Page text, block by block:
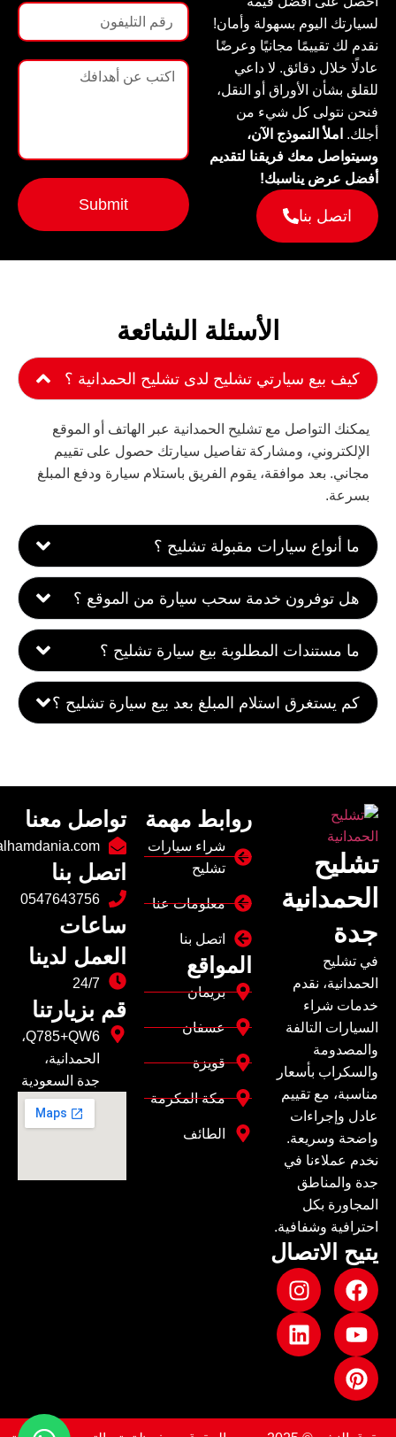
لسيارتك اليوم بسهولة وأمان!
نقدم لك تقييمًا مجانيًا وعرضًا
عادلًا خلال دقائق. لا داعي
للقلق بشأن الأوراق أو النقل،
فنحن نتولى كل شيء من
أجلك. املأ النموذج الآن،
وسيتواصل معك فريقنا لتقديم
أفضل عرض يناسبك!
اتصل بنا
Submit
الأسئلة الشائعة
كيف بيع سيارتي تشليح لدى تشليح الحمدانية ؟
يمكنك التواصل مع تشليح الحمدانية عبر الهاتف أو الموقع
الإلكتروني، ومشاركة تفاصيل سيارتك حصول على تقييم
مجاني. بعد موافقة، يقوم الفريق باستلام سيارة ودفع المبلغ
بسرعة.
ما أنواع سيارات مقبولة تشليح ؟
هل توفرون خدمة سحب سيارة من الموقع ؟
ما مستندات المطلوبة بيع سيارة تشليح ؟
كم يستغرق استلام المبلغ بعد بيع سيارة تشليح ؟
تشليح
الحمدانية
جدة
في تشليح
الحمدانية، نقدم
خدمات شراء
السيارات التالفة
والمصدومة
والسكراب بأسعار
مناسبة، مع تقييم
عادل وإجراءات
واضحة وسريعة.
نخدم عملاءنا في
جدة والمناطق
المجاورة بكل
احترافية وشفافية.
يتيح الاتصال
روابط مهمة
شراء سيارات
تشليح
معلومات عنا
اتصل بنا
المواقع
بريمان
عسفان
قويزة
مكة المكرمة
الطائف
تواصل معنا
اتصل بنا
0547643756
ساعات
العمل لدينا
24/7
قم بزيارتنا
Q785+QW6،
الحمدانية،
جدة السعودية